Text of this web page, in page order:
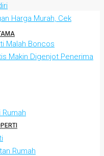
Harga Murah, Cek
Malah Boncos
Makin Digenjot Penerima
Rumah